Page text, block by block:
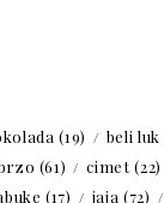
(19) beli luk
(61) cimet(22)
(17) jaja (72)